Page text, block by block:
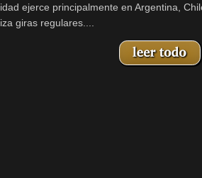
ejerce principalmente en Argentina,
giras regulares....